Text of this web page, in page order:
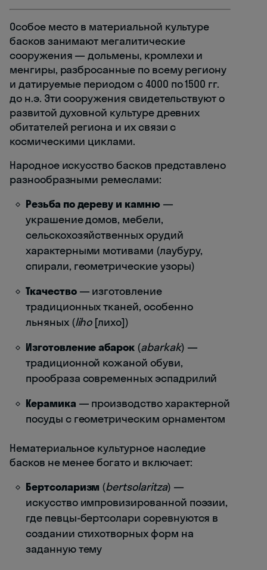
Особое место в материальной культуре
басков занимают мегалитические
сооружения — дольмены, кромлехи и
менгиры, разбросанные по всему региону
и датируемые периодом с 4000 по 1500 гг.
до н.э. Эти сооружения свидетельствуют о
развитой духовной культуре древних
обитателей региона и их связи с
космическими циклами.
Народное искусство басков представлено
разнообразными ремеслами:
Резьба по дереву и камню—
украшение домов, мебели,
сельскохозяйственных орудий
характерными мотивами (лаубуру,
спирали, геометрические узоры)
Ткачество— изготовление
традиционных тканей, особенно
льняных (liho[лихо])
Изготовление абарок (abarkak) —
традиционной кожаной обуви,
прообраза современных эспадрилий
Керамика — производство характерной
посуды с геометрическим орнаментом
Нематериальное культурное наследие
басков не менее богато и включает:
Бертсоларизм (bertsolaritza) —
искусство импровизированной поэзии,
где певцы-бертсолари соревнуются в
создании стихотворных форм на
заданную тему